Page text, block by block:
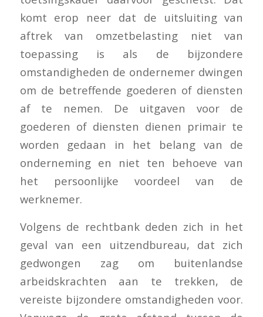
komt erop neer dat de uitsluiting van
aftrek van omzetbelasting niet van
toepassing is als de bijzondere
omstandigheden de ondernemer dwingen
om de betreffende goederen of diensten
af te nemen. De uitgaven voor de
goederen of diensten dienen primair te
worden gedaan in het belang van de
onderneming en niet ten behoeve van
het persoonlijke voordeel van de
werknemer.
Volgens de rechtbank deden zich in het
geval van een uitzendbureau, dat zich
gedwongen zag om buitenlandse
arbeidskrachten aan te trekken, de
vereiste bijzondere omstandigheden voor.